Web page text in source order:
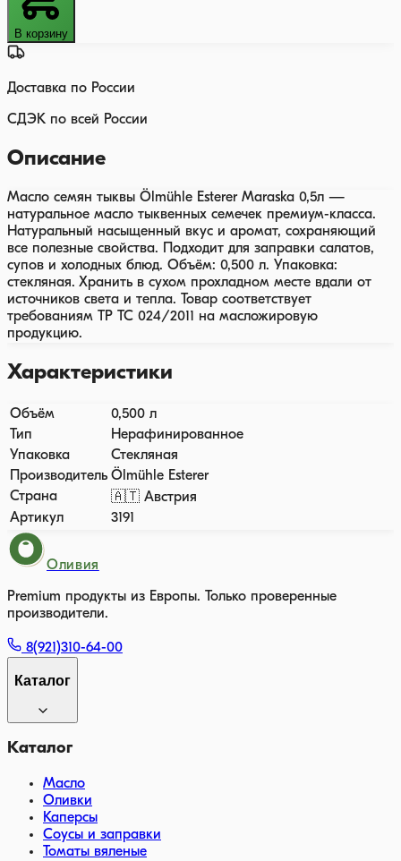
В корзину
Доставка по России
СДЭК по всей России
Описание
Масло семян тыквы Ölmühle Esterer Maraska 0,5л —
натуральное масло тыквенных семечек премиум-класса.
Натуральный насыщенный вкус и аромат, сохраняющий
все полезные свойства. Подходит для заправки салатов,
супов и холодных блюд. Объём: 0,500 л. Упаковка:
стекляная. Хранить в сухом прохладном месте вдали от
источников света и тепла. Товар соответствует
требованиям ТР ТС 024/2011 на масложировую
продукцию.
Характеристики
Объём
0,500 л
Тип
Нерафинированное
Упаковка
Стекляная
Производитель Ölmühle Esterer
Страна
🇦🇹 Австрия
Артикул
3191
Оливия
Premium продукты из Европы. Только проверенные
производители.
8(921)310-64-00
Каталог
Каталог
Масло
Оливки
Каперсы
Соусы и заправки
Томаты вяленые